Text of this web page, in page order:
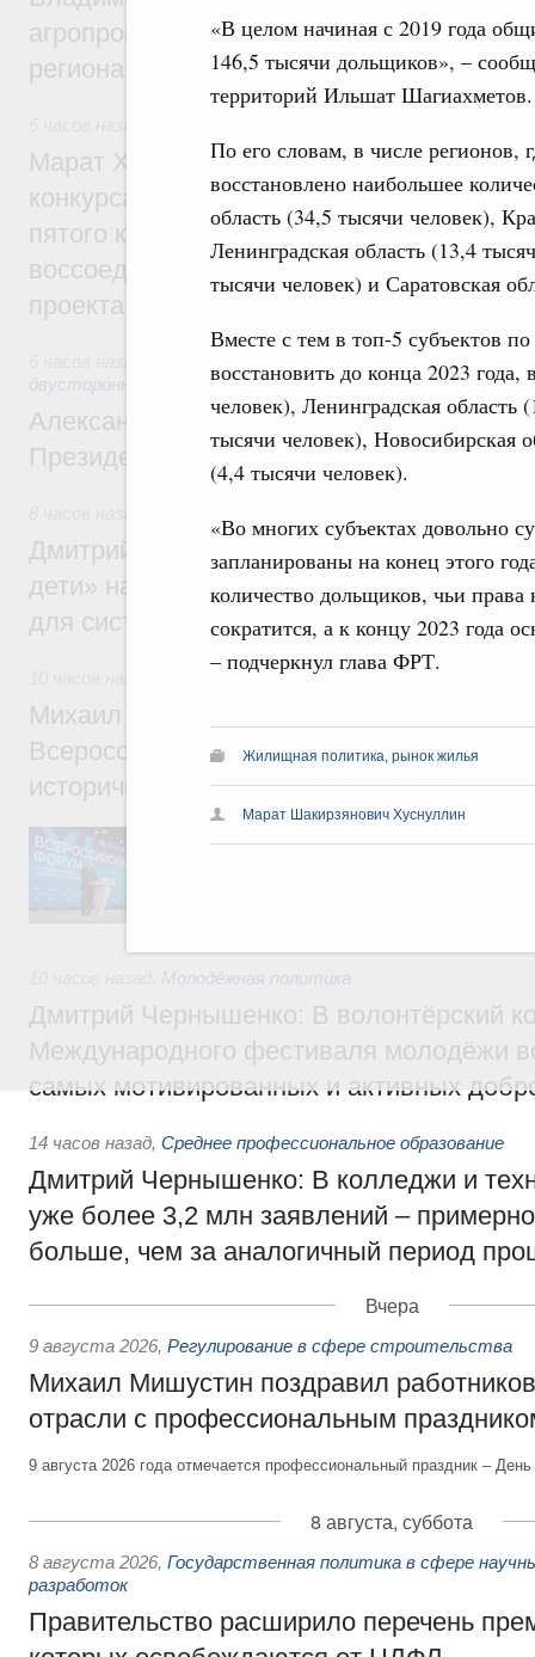
«В целом начиная с 2019 года
146,5 тысячи дольщиков», –
территорий Ильшат
По его словам, в числе регионов,
восстановлено наибольшее
область (34,5 тысячи человек),
Ленинградская область (13,4
тысячи человек) и Саратовская
Вместе с тем в топ-5 субъектов
восстановить до конца 2023
человек), Ленинградская
тысячи человек), Новосибирская
(4,4 тысячи человек).
«Во многих субъектах довольно
запланированы на конец этого
количество дольщиков, чьи
сократится, а к концу 2023 года
– подчеркнул глава ФРТ.
Жилищная политика, рынок жилья
Марат Шакирзянович Хуснуллин
агропромышленного комплекса и
региона
Марат Хуснуллин: Победителями XI
конкурса проектов создания
пятого конкурса для регионов ДФО и
воссоединённых и приграничных
проекта
Экономические отношения с зарубежными
двусторонней основе
Александр Новак встретился с
Президента Южной Осетии Маратом
Дмитрий Чернышенко: В рамках
дети» на форуме «Машук» будут
для системы образования России
Экономика городов. Городская среда
Михаил Мишустин принял участие в
Всероссийского форума «Развитие
исторических поселений»
Молодёжная политика
Дмитрий Чернышенко: В волонтёрский
Международного фестиваля молодёжи
самых мотивированных и активных
14 часов назад, Среднее профессиональное образование
Дмитрий Чернышенко: В колледжи и
уже более 3,2 млн заявлений –
больше, чем за аналогичный период
Вчера
9 августа 2026, Регулирование в сфере строительства
Михаил Мишустин поздравил
отрасли с профессиональным
9 августа 2026 года отмечается профессиональный праздник – День
8 августа, суббота
8 августа 2026, Государственная политика в сфере
разработок
Правительство расширило перечень